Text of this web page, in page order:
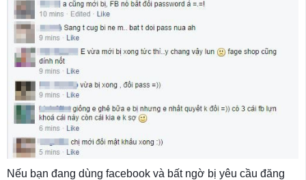
Nếu bạn đang dùng facebook và bất ngờ bị yêu cầu đăng